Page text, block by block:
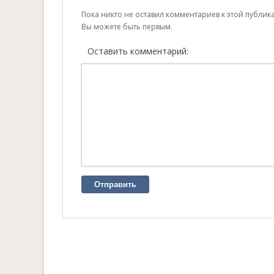
Пока никто не оставил комментариев к этой
Вы можете быть первым.
Оставить комментарий:
Отправить